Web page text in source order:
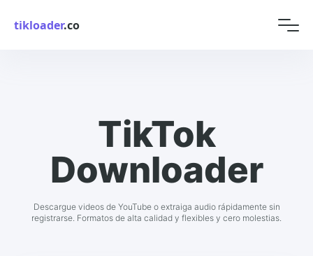
tikloader.co
TikTok
Downloader
Descargue videos de YouTube o extraiga audio rápidamente sin
registrarse. Formatos de alta calidad y flexibles y cero molestias.